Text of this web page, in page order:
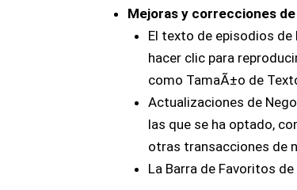
Mejoras y correcciones
El texto de episodios de
hacer clic para
como TamaÃ±o de
Actualizaciones de
las que se ha optado,
otras transacciones de
La Barra de Favoritos